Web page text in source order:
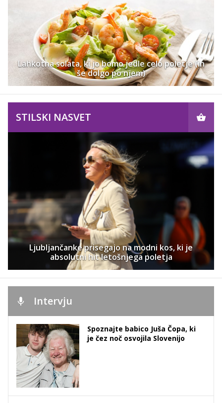
Lahkotna solata, ki jo bomo jedle celo poletje (in
še dolgo po njem)
STILSKI NASVET
Ljubljančanke prisegajo na modni kos, ki je
absolutni hit letošnjega poletja
Intervju
Spoznajte babico Juša Čopa, ki
je čez noč osvojila Slovenijo